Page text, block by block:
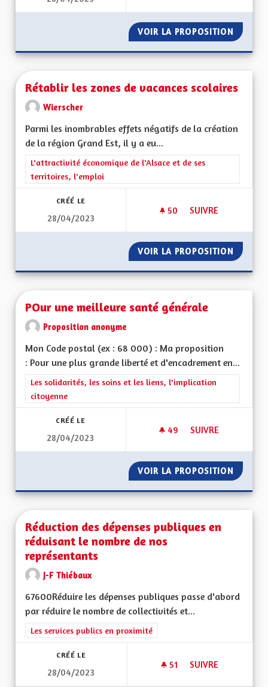
VOIR LA PROPOSITION
Rétablir les zones de vacances scolaires
Wierscher
Parmi les inombrables effets négatifs de la création
de la région Grand Est, il y a eu...
Filtrer les résultats de la catégorie : L'attractivité
L'attractivité économique de l'Alsace et de ses
territoires, l'emploi
CRÉÉ LE
28/04/2023
50 50 ABONNÉS
SUIVRE
VOIR LA PROPOSITION
POur une meilleure santé générale
Proposition anonyme
Mon Code postal (ex : 68 000) : Ma proposition
: Pour une plus grande liberté et d'encadrement en...
Filtrer les résultats de la catégorie : Les solidarités, les soins
Les solidarités, les soins et les liens, l'implication
citoyenne
CRÉÉ LE
28/04/2023
49 49 ABONNÉS
SUIVRE
VOIR LA PROPOSITION POUR
Réduction des dépenses publiques en
réduisant le nombre de nos
représentants
J-F Thiébaux
67600Réduire les dépenses publiques passe d'abord
par réduire le nombre de collectivités et...
Filtrer les résultats de la catégorie : Les services publics en
Les services publics en proximité
CRÉÉ LE
28/04/2023
51 51 ABONNÉS
SUIVRE